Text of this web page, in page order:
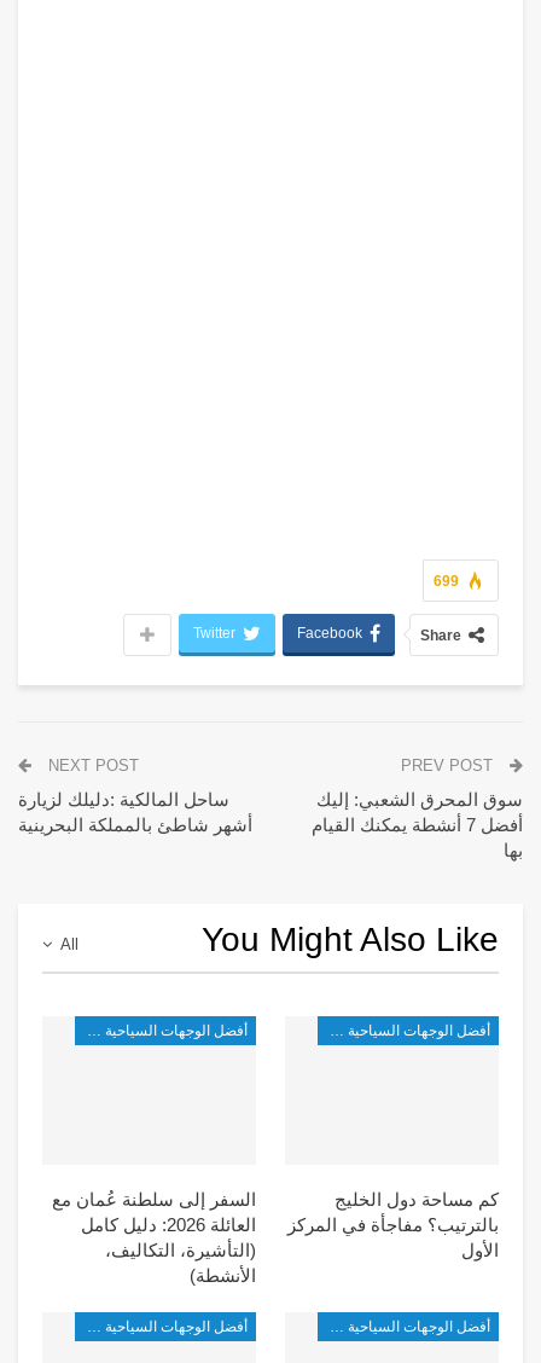
699
Share
Facebook
Twitter
سوق المحرق الشعبي: إليك
أفضل 7 أنشطة يمكنك القيام
بها
NEXT POST
ساحل المالكية :دليلك لزيارة
أشهر شاطئ بالمملكة البحرينية
All You Might Also Like
كم مساحة دول الخليج
بالترتيب؟ مفاجأة في المركز
الأول
السفر إلى سلطنة عُمان مع
العائلة 2026: دليل كامل
(التأشيرة، التكاليف،
الأنشطة)
أفضل الوجهات السياحية في غرب آسيا أفضل الوجهات السياحية في غرب آسيا